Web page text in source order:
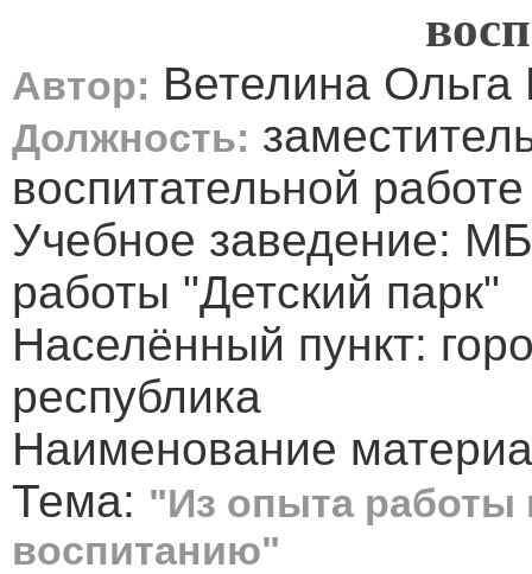
Автор: Ветелина
Должность:
воспитательной работе
Учебное заведение:
работы "Детский парк"
Населённый пункт:
республика
Наименование
Тема: "Из опыта работы
воспитанию"